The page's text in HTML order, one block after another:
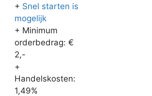
+ Snel starten is
mogelijk
+ Minimum
orderbedrag: €
2,-
+
Handelskosten:
1,49%